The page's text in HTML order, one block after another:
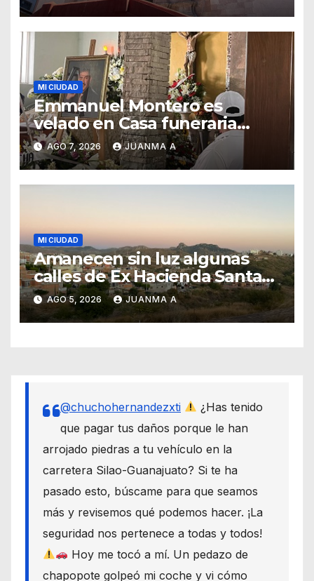
MI CIUDAD
Emmanuel Montero es
velado en Casa funeraria
Forasté
AGO 7, 2026 JUANMA A
MI CIUDAD
Amanecen sin luz algunas
calles de Ex Hacienda Santa
Teresa
AGO 5, 2026 JUANMA A
@chuchohernandezxti
¿Has tenido
que pagar tus daños porque le han
arrojado piedras a tu vehículo en la
carretera Silao-Guanajuato? Si te ha
pasado esto, búscame para que seamos
más y revisemos qué podemos hacer. ¡La
seguridad nos pertenece a todas y todos!
Hoy me tocó a mí. Un pedazo de
chapopote golpeó mi coche y vi cómo